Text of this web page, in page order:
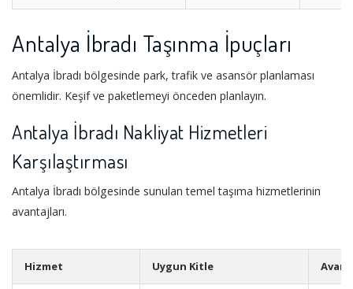
Antalya İbradı Taşınma İpuçları
Antalya İbradı bölgesinde park, trafik ve asansör planlaması
önemlidir. Keşif ve paketlemeyi önceden planlayın.
Antalya İbradı Nakliyat Hizmetleri
Karşılaştırması
Antalya İbradı bölgesinde sunulan temel taşıma hizmetlerinin
avantajları.
Hizmet Uygun Kitle